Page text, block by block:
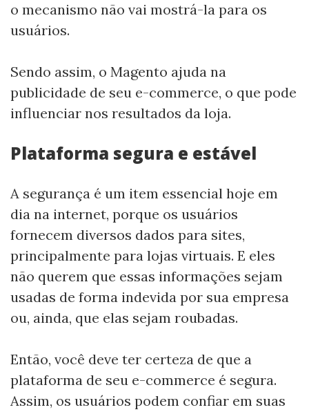
o mecanismo não vai mostrá-la para os
usuários.
Sendo assim, o Magento ajuda na
publicidade de seu e-commerce, o que pode
influenciar nos resultados da loja.
Plataforma segura e estável
A segurança é um item essencial hoje em
dia na internet, porque os usuários
fornecem diversos dados para sites,
principalmente para lojas virtuais. E eles
não querem que essas informações sejam
usadas de forma indevida por sua empresa
ou, ainda, que elas sejam roubadas.
Então, você deve ter certeza de que a
plataforma de seu e-commerce é segura.
Assim, os usuários podem confiar em suas